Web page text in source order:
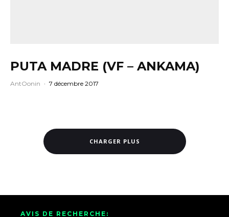
PUTA MADRE (VF – ANKAMA)
AntOonin · 7 décembre 2017
CHARGER PLUS
AVIS DE RECHERCHE: